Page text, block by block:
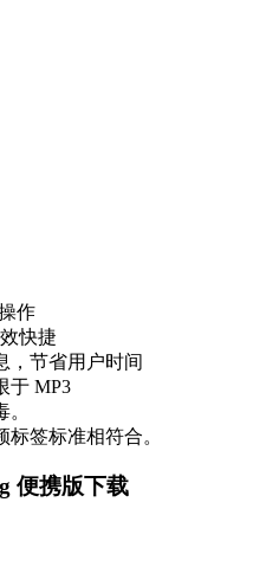
作
快捷
，节省用户时间
于 MP3
签标准相符合。
便携版下载